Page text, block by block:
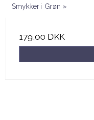
Smykker i Grøn »
179,00 DKK